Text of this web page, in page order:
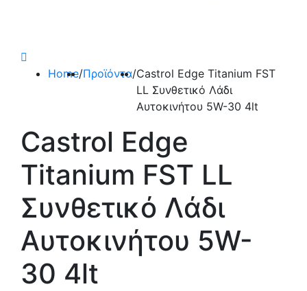
Home/Προϊόντα/Castrol Edge Titanium FST
LL Συνθετικό Λάδι
Αυτοκινήτου 5W-30 4lt
Castrol Edge
Titanium FST LL
Συνθετικό Λάδι
Αυτοκινήτου 5W-
30 4lt